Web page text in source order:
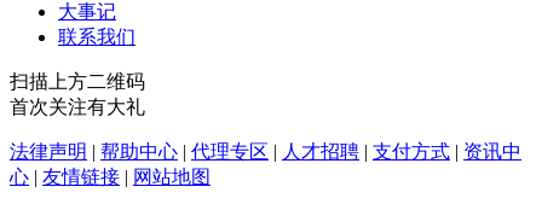
大事记
联系我们
扫描上方二维码
首次关注有大礼
法律声明 | 帮助中心 | 代理专区 | 人才招聘 | 支付方式 | 资讯中
心 | 友情链接 | 网站地图